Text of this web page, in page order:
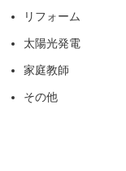
リフォーム
太陽光発電
家庭教師
その他